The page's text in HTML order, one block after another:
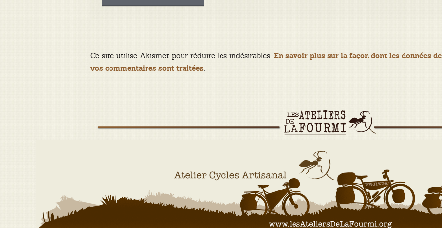
Ce site utilise Akismet pour réduire les indésirables.En savoir plus sur la façon dont les données de
vos commentaires sont traitées.